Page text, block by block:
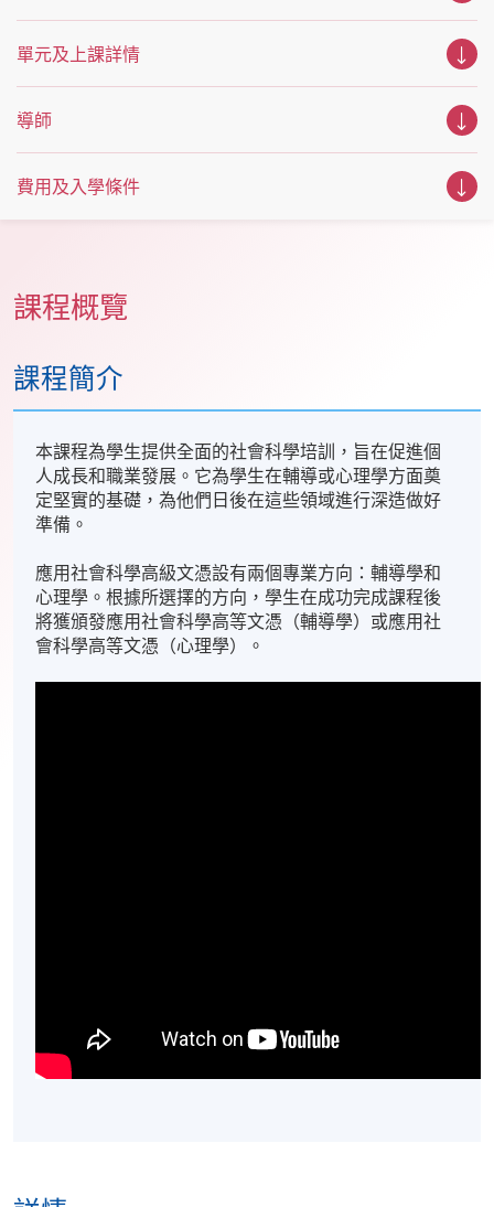
單元及上課詳情
導師
費用及入學條件
課程概覽
課程簡介
本課程為學生提供全面的社會科學培訓，旨在促進個
人成長和職業發展。它為學生在輔導或心理學方面奠
定堅實的基礎，為他們日後在這些領域進行深造做好
準備。
應用社會科學高級文憑設有兩個專業方向：輔導學和
心理學。根據所選擇的方向，學生在成功完成課程後
將獲頒發應用社會科學高等文憑（輔導學）或應用社
會科學高等文憑（心理學）。